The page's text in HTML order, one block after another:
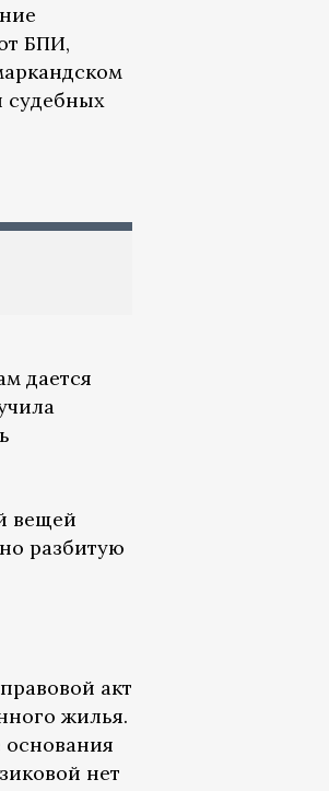
БПИ,
судебных
дается
вещей
разбитую
акт
жилья.
нет